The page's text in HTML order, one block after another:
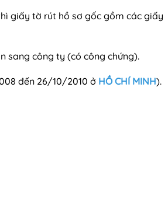
giấy tờ rút hồ sơ gốc gồm các giấy
sang công ty (có công chứng).
đến 26/10/2010 ở HỒ CHÍ MINH).